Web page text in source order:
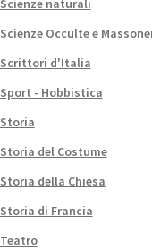
Scienze naturali
Scienze Occulte e
Scrittori d'Italia
Sport - Hobbistica
Storia
Storia del Costume
Storia della Chiesa
Storia di Francia
Teatro